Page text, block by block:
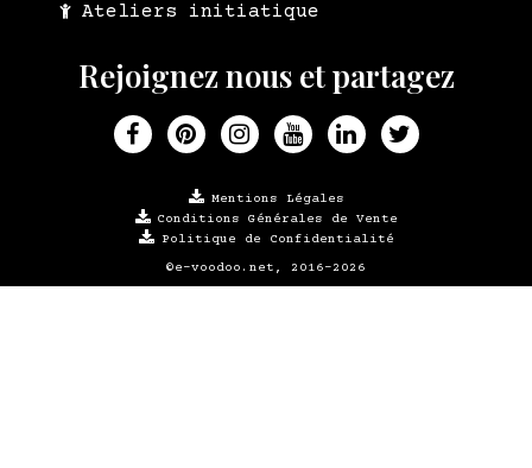
Ateliers initiatique
Rejoignez nous et partagez
Mentions Légales
Conditions Générales de Vente
Politique de Confidentialité
©e-voodoo.net, 2016-2026